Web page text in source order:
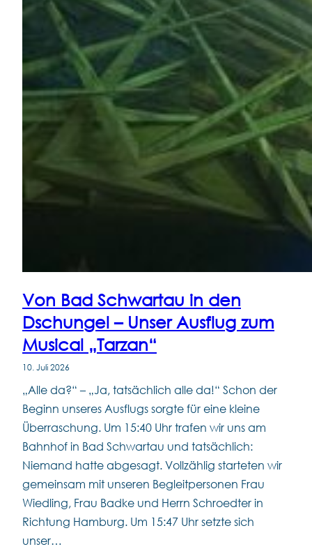
Von Bad Schwartau in den
Dschungel – Unser Ausflug zum
Musical „Tarzan“
10. Juli 2026
„Alle da?“ – „Ja, tatsächlich alle da!“ Schon der
Beginn unseres Ausflugs sorgte für eine kleine
Überraschung. Um 15:40 Uhr trafen wir uns am
Bahnhof in Bad Schwartau und tatsächlich:
Niemand hatte abgesagt. Vollzählig starteten wir
gemeinsam mit unseren Begleitpersonen Frau
Wiedling, Frau Badke und Herrn Schroedter in
Richtung Hamburg. Um 15:47 Uhr setzte sich
unser…